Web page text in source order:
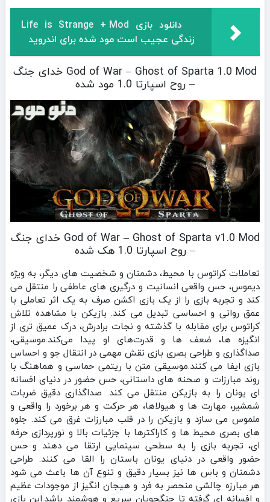
دانلود بازی Life is Strange + Mod
زندگی عجیب است مود شده برای اندروید
God of War – Ghost of Sparta 1.0 Mod خدای جنگ
– روح اسپارتا 1.0 مود شده
God of War – Ghost of Sparta v1.0 Mod خدای جنگ
– روح اسپارتا 1.0 هک شده
تعاملات کراتوس با محیط، دشمنان و شخصیت‌ های دیگر، به ویژه
دیموس، حس واقعی انسانیت و درگیری‌ های عاطفی را منتقل می‌
کند و تجربه بازی را از یک بازی اکشن صرف به یک اثر تعاملی با
عمق روانی و احساسی تبدیل می‌ کند. بازیکن با مشاهده تلاش
کراتوس برای مقابله با گذشته و نجات برادرش، درک عمیق‌ تری از
انگیزه‌ ها، ضعف‌ ها و قدرت‌های او پیدا می‌کند.موسیقی،
صداگذاری و طراحی بصری بازی نقش مهمی در انتقال جو و احساس
بازی ایفا می‌ کنند.موسیقی متن با ریتمی حماسی و هماهنگ با
روند مبارزات و صحنه‌ های داستانی، حس حضور در دنیای افسانه‌
ای یونان را به بازیکن منتقل می‌ کند. صداگذاری دقیق ضربات
شمشیر، مهارت‌ ها و هیولاها، هر حرکت و هر برخورد را واقعی و
ملموس می‌ سازد و بازیکن را در قلب مبارزات غرق می‌ کند. جلوه‌
های بصری محیط‌ ها و کاراکترها با جزئیات بالا و نورپردازی حرفه‌
ای، تجربه بازی را به سطحی سینمایی ارتقا می‌ دهند و حس
حضور واقعی در دنیای یونان باستان را القا می‌ کنند. طراحی
دشمنان و باس‌ ها نیز بسیار دقیق و تنوع آن‌ ها باعث می‌ شود
هر مبارزه چالشی منحصر‌ به‌ فرد و هیجان‌ انگیز از موجودات عظیم
و افسانه‌ ای گرفته تا جنگجویان سریع و هوشمند باشد.این بازی